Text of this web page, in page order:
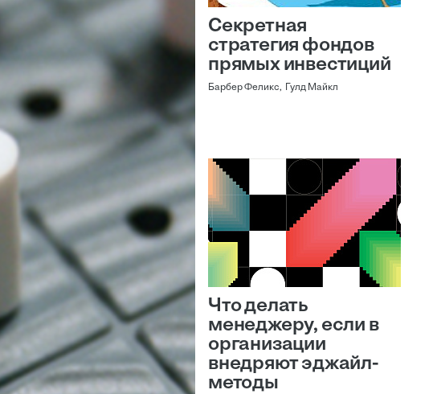
Секретная
стратегия фондов
прямых инвестиций
Барбер Феликс, Гулд Майкл
Что делать
менеджеру, если в
организации
внедряют эджайл-
методы